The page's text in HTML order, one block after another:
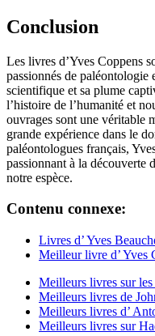
Conclusion
Les livres d’Yves Coppens
passionnés de paléontologie
scientifique et sa plume
l’histoire de l’humanité et
ouvrages sont une véritable
grande expérience dans le
paléontologues français,
passionnant à la découverte
notre espèce.
Contenu connexe:
Livres d’ Yves
Meilleur livre d’ Yves
Meilleurs livres sur les
Meilleurs livres de
Meilleurs livres d’
Meilleurs livres sur